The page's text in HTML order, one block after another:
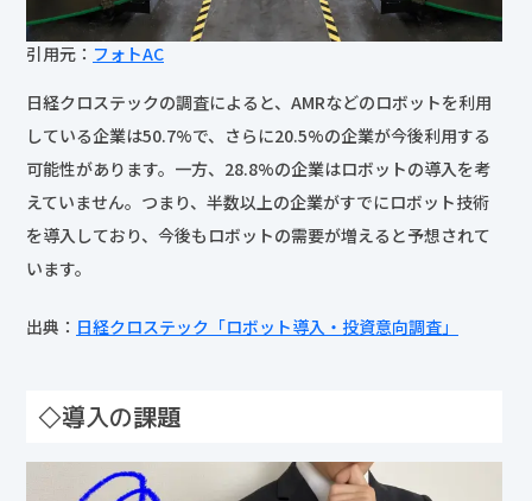
引用元： フォトAC
日経クロステックの調査によると、AMRなどのロボットを利用
している企業は50.7%で、さらに20.5%の企業が今後利用する
可能性があります。一方、28.8%の企業はロボットの導入を考
えていません。つまり、半数以上の企業がすでにロボット技術
を導入しており、今後もロボットの需要が増えると予想されて
います。
出典： 日経クロステック「ロボット導入・投資意向調査」
◇導入の課題